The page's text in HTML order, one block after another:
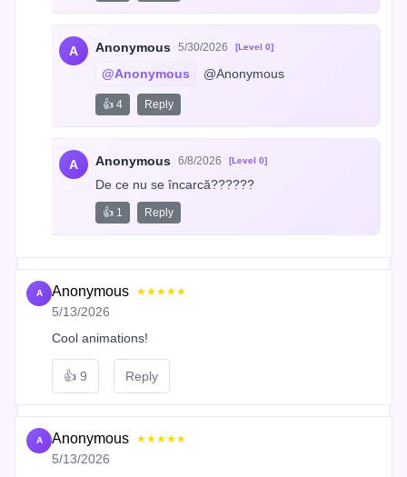
A Anonymous 5/30/2026 [Level 0]
@Anonymous @Anonymous
👍 4 Reply
A Anonymous 6/8/2026 [Level 0]
De ce nu se încarcă??????
👍 1 Reply
A Anonymous ★★★★★
5/13/2026
Cool animations!
👍 9 Reply
A Anonymous ★★★★★
5/13/2026